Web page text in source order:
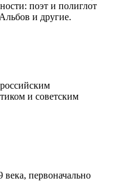
поэт и полиглот
и другие.
и советским
первоначально